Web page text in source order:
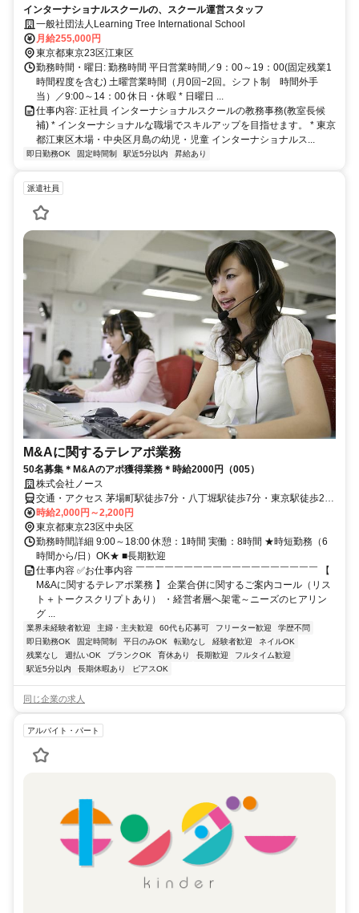
インターナショナルスクールの、スクール運営スタッフ
一般社団法人Learning Tree International School
月給255,000円
東京都東京23区江東区
勤務時間・曜日: 勤務時間 平日営業時間／9：00～19：00(固定残業1
時間程度を含む) 土曜営業時間（月0回−2回。シフト制 時間外手
当）／9:00～14：00 休日・休暇 * 日曜日 ...
仕事内容: 正社員 インターナショナルスクールの教務事務(教室長候
補) * インターナショナルな職場でスキルアップを目指せます。 * 東京
都江東区木場・中央区月島の幼児・児童 インターナショナルス...
即日勤務OK 固定時間制 駅近5分以内 昇給あり
派遣社員
M&Aに関するテレアポ業務
50名募集＊M&Aのアポ獲得業務＊時給2000円（005）
株式会社ノース
交通・アクセス 茅場町駅徒歩7分・八丁堀駅徒歩7分・東京駅徒歩20
分
時給2,000円～2,200円
東京都東京23区中央区
勤務時間詳細 9:00～18:00 休憩：1時間 実働：8時間 ★時短勤務（6
時間から/日）OK★ ■長期歓迎
仕事内容 ✅お仕事内容 ￣￣￣￣￣￣￣￣￣￣￣￣￣￣￣￣￣￣￣ 【
M&Aに関するテレアポ業務 】 企業合併に関するご案内コール（リス
ト＋トークスクリプトあり） ・経営者層へ架電～ニーズのヒアリン
グ ...
業界未経験者歓迎 主婦・主夫歓迎 60代も応募可 フリーター歓迎
学歴不問
即日勤務OK
固定時間制 平日のみOK 転勤なし 経験者歓迎
ネイルOK
残業なし
週払いOK ブランクOK 育休あり 長期歓迎
フルタイム歓迎
駅近5分以内
長期休暇あり ピアスOK
同じ企業の求人
アルバイト・パート